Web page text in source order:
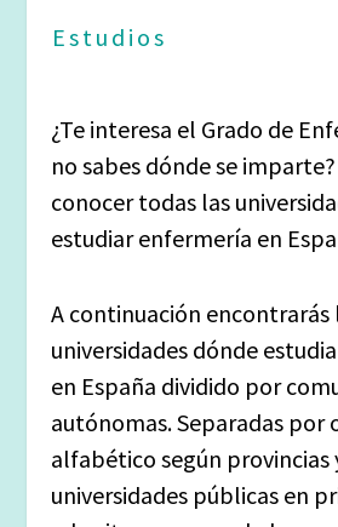
Estudios
¿Te interesa el Grado de
no sabes dónde se imparte?
conocer todas las
estudiar enfermería en
A continuación encontrarás
universidades dónde
en España dividido por
autónomas. Separadas por
alfabético según provincias
universidades públicas en